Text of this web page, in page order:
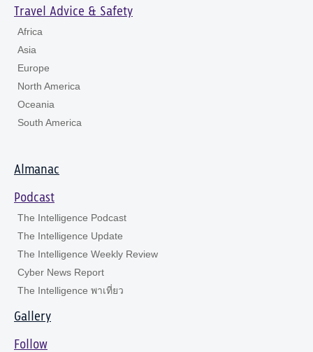
Travel Advice & Safety
Africa
Asia
Europe
North America
Oceania
South America
Almanac
Podcast
The Intelligence Podcast
The Intelligence Update
The Intelligence Weekly Review
Cyber News Report
The Intelligence พาเที่ยว
Gallery
Follow